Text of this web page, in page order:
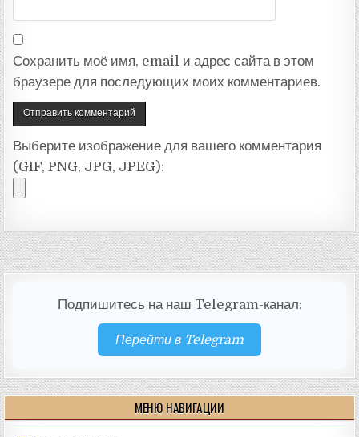
Сохранить моё имя, email и адрес сайта в этом
браузере для последующих моих комментариев.
Выберите изображение для вашего комментария
(GIF, PNG, JPG, JPEG):
Подпишитесь на наш Telegram-канал:
Перейти в Telegram
МЕНЮ НАВИГАЦИИ